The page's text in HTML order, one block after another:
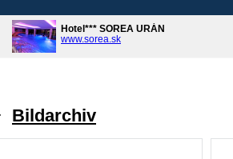
Hotel*** SOREA URÁN
www.sorea.sk
Bildarchiv